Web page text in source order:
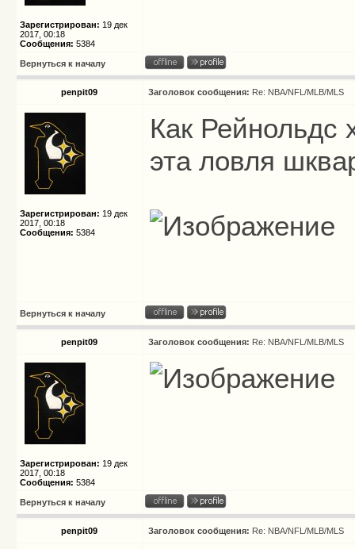
Зарегистрирован: 19 дек
2017, 00:18
Сообщения: 5384
Вернуться к началу
penpit09 Заголовок сообщения: Re: NBA/NFL/MLB/MLS
Зарегистрирован: 19 дек
2017, 00:18
Сообщения: 5384
Как Рейнольдс
эта ловля
Вернуться к началу
penpit09 Заголовок сообщения: Re: NBA/NFL/MLB/MLS
Зарегистрирован: 19 дек
2017, 00:18
Сообщения: 5384
Вернуться к началу
penpit09 Заголовок сообщения: Re: NBA/NFL/MLB/MLS